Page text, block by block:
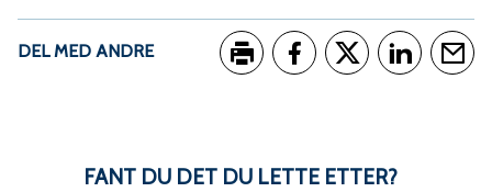
DEL MED ANDRE
FANT DU DET DU LETTE ETTER?